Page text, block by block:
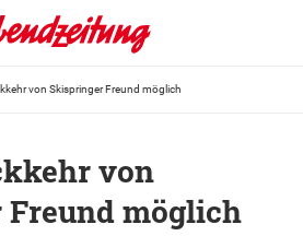
von Skispringer Freund möglich
von
möglich